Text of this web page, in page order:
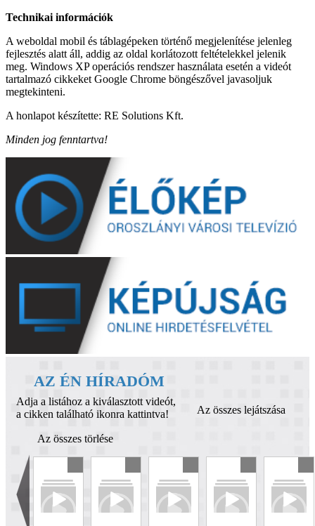
Technikai információk
A weboldal mobil és táblagépeken történő megjelenítése jelenleg
fejlesztés alatt áll, addig az oldal korlátozott feltételekkel jelenik
meg. Windows XP operációs rendszer használata esetén a videót
tartalmazó cikkeket Google Chrome böngészővel javasoljuk
megtekinteni.
A honlapot készítette: RE Solutions Kft.
Minden jog fenntartva!
AZ ÉN HÍRADÓM
Adja a listához a kiválasztott videót,
a cikken található ikonra kattintva!
Az összes lejátszása
Az összes törlése